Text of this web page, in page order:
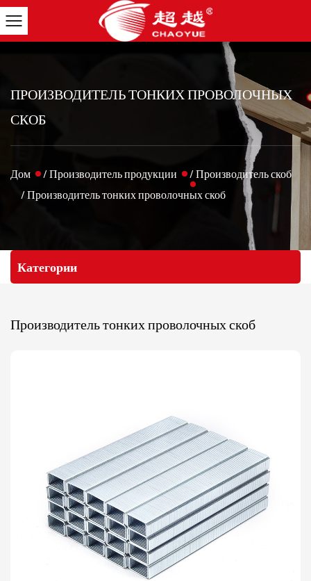
ПРОИЗВОДИТЕЛЬ ТОНКИХ ПРОВОЛОЧНЫХ
СКОБ
Дом / Производитель продукции / Производитель скоб
/ Производитель тонких проволочных скоб
Категории
Производитель тонких проволочных скоб